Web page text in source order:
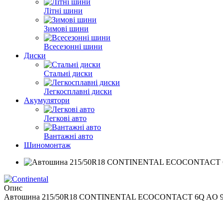
Літні шини
Зимові шини
Всесезонні шини
Диски
Стальні диски
Легкосплавні диски
Акумулятори
Легкові авто
Вантажні авто
Шиномонтаж
Опис
Автошина 215/50R18 CONTINENTAL ECOCONTACT 6Q AO